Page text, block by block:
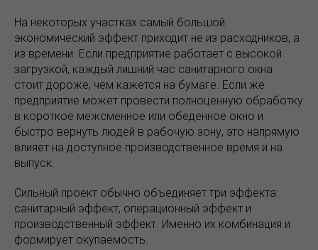
На некоторых участках самый большой
экономический эффект приходит не из расходников, а
из времени. Если предприятие работает с высокой
загрузкой, каждый лишний час санитарного окна
стоит дороже, чем кажется на бумаге. Если же
предприятие может провести полноценную обработку
в короткое межсменное или обеденное окно и
быстро вернуть людей в рабочую зону, это напрямую
влияет на доступное производственное время и на
выпуск.
Сильный проект обычно объединяет три эффекта:
санитарный эффект, операционный эффект и
производственный эффект. Именно их комбинация и
формирует окупаемость.